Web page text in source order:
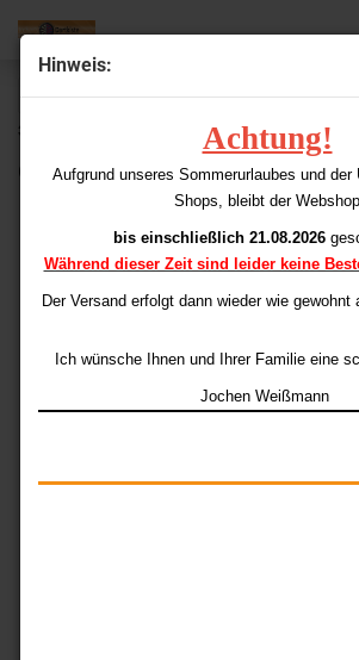
Hinweis:
Achtung!
Aufgrund unseres Sommerurlaubes und der
Shops, bleibt der Webshop
bis einschließlich 21.08.2026
Während dieser Zeit sind leider keine
Der Versand erfolgt dann wieder wie gewohnt
Ich wünsche Ihnen und Ihrer Familie eine
Jochen Weißmann
« Erster « zurück weiter »
Letzter »
30
Artikel in dieser Kategorie
Gerwyn Price "Iceman" Firebird